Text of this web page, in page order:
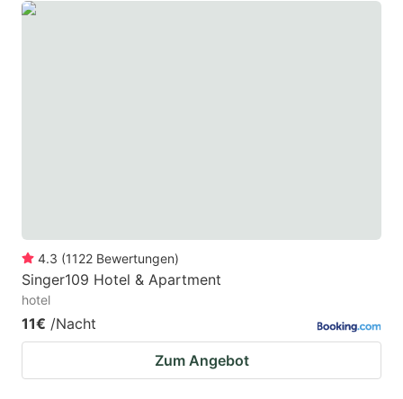
4.3 (1122 Bewertungen)
Singer109 Hotel & Apartment
hotel
11€ /Nacht
Zum Angebot